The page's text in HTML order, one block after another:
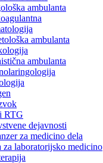
ambulanta
ambulanta
ambulanta
RTG
dejavnosti
za medicino dela
za laboratorijsko medicino